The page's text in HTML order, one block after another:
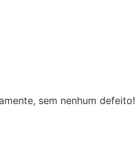
sem nenhum defeito!